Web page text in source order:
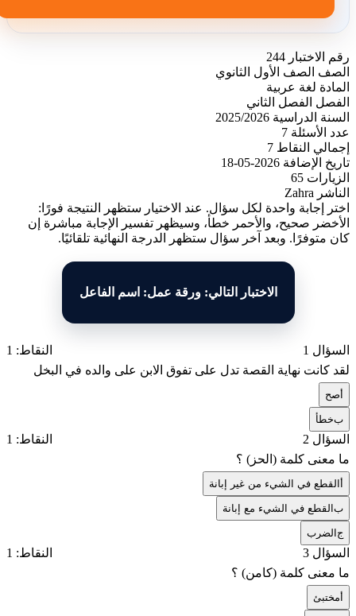
رقم الاختبار 244
الصف
الصف الأول الثانوي
المادة لغة عربية
الفصل
الفصل الثاني
السنة الدراسية 2025/2026
عدد الأسئلة 7
إجمالي النقاط 7
تاريخ الإضافة 2026-05-18
الزيارات 65
الناشر Zahra
اختر إجابة واحدة لكل سؤال. عند الاختيار ستظهر النتيجة فورًا:
الأخضر صحيح، والأحمر خطأ، وسيظهر تفسير الإجابة مباشرة إن
كان متوفرًا. وبعد آخر سؤال ستظهر الدرجة النهائية تلقائيًا.
الاختبار التالي: ورقة عمل: اسم الفاعل
السؤال 1
النقاط: 1
لقد كانت نهاية القصة تدل على تفوق الابن على والده في البخل
صح
بخطأ
السؤال 2
النقاط: 1
ما معنى كلمة (الحز) ؟
القطع في الشيء من غير إبانة
بالقطع في الشيء مع إبانة
جالضرب
السؤال 3
النقاط: 1
ما معنى كلمة (كامن) ؟
مختبئ